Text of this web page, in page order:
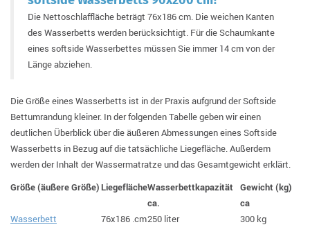
Die Nettoschlaffläche beträgt 76x186 cm. Die weichen Kanten
des Wasserbetts werden berücksichtigt. Für die Schaumkante
eines softside Wasserbettes müssen Sie immer 14 cm von der
Länge abziehen.
Die Größe eines Wasserbetts ist in der Praxis aufgrund der Softside
Bettumrandung kleiner. In der folgenden Tabelle geben wir einen
deutlichen Überblick über die äußeren Abmessungen eines Softside
Wasserbetts in Bezug auf die tatsächliche Liegefläche. Außerdem
werden der Inhalt der Wassermatratze und das Gesamtgewicht erklärt.
Größe (äußere Größe)LiegeflächeWasserbettkapazität
ca.
Gewicht (kg)
ca
Wasserbett
76x186 .cm250 liter 300 kg